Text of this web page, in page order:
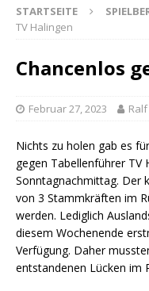
STARTSEITE
TV Halingen
Chancenlos
Februar 27, 2023
Nichts zu holen gab es
gegen Tabellenführer TV
Sonntagnachmittag. Der
von 3 Stammkräften im
werden. Lediglich
diesem Wochenende
Verfügung. Daher
entstandenen Lücken im